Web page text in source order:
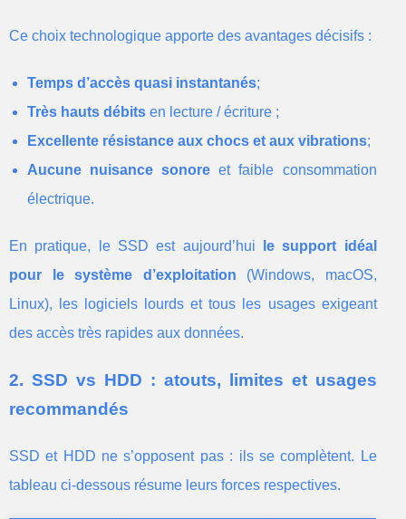
Ce choix technologique apporte des avantages décisifs :
Temps d’accès quasi instantanés;
Très hauts débits en lecture / écriture ;
Excellente résistance aux chocs et aux vibrations;
Aucune nuisance sonore et faible consommation
électrique.
En pratique, le SSD est aujourd’hui
le support idéal
pour le système d’exploitation (Windows, macOS,
Linux), les logiciels lourds et tous les usages exigeant
des accès très rapides aux données.
2. SSD vs HDD : atouts, limites et usages
recommandés
SSD et HDD ne s’opposent pas : ils se complètent. Le
tableau ci-dessous résume leurs forces respectives.